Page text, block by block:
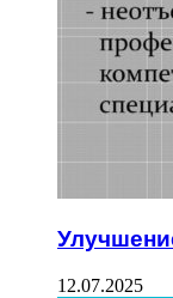
12.07.2025